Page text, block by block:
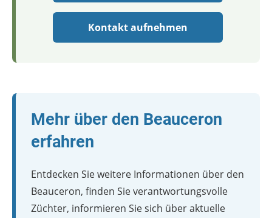
Kontakt aufnehmen
Mehr über den Beauceron
erfahren
Entdecken Sie weitere Informationen über den
Beauceron, finden Sie verantwortungsvolle
Züchter, informieren Sie sich über aktuelle